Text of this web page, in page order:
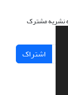
نشریه مشترک
اشتراک